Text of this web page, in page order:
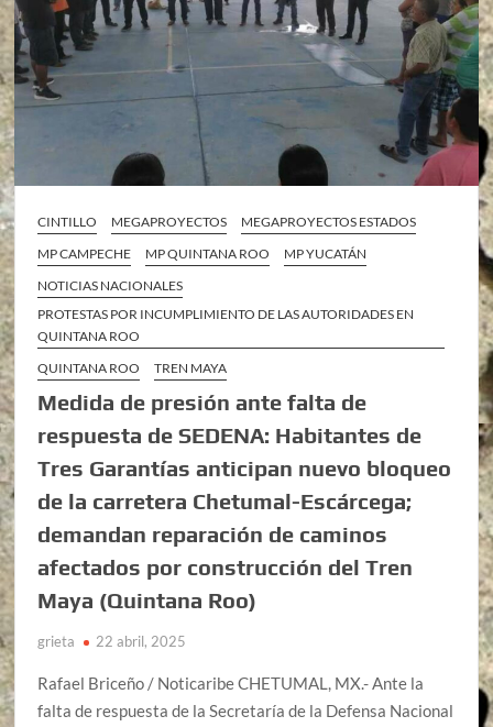
CINTILLO MEGAPROYECTOS
MEGAPROYECTOS ESTADOS
MP CAMPECHE
MP QUINTANA ROO
MP YUCATÁN
NOTICIAS NACIONALES
PROTESTAS POR INCUMPLIMIENTO DE LAS AUTORIDADES EN
QUINTANA ROO
QUINTANA ROO
TREN MAYA
Medida de presión ante falta de
respuesta de SEDENA: Habitantes de
Tres Garantías anticipan nuevo bloqueo
de la carretera Chetumal-Escárcega;
demandan reparación de caminos
afectados por construcción del Tren
Maya (Quintana Roo)
grieta 22 abril, 2025
Rafael Briceño / Noticaribe CHETUMAL, MX.- Ante la
falta de respuesta de la Secretaría de la Defensa Nacional